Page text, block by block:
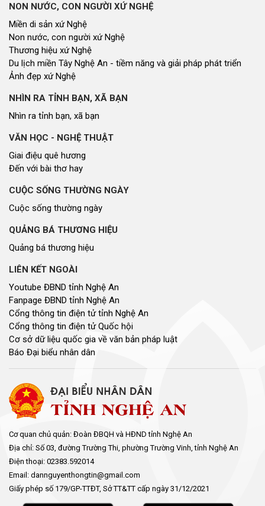
NON NƯỚC, CON NGƯỜI XỨ NGHỆ
Miền di sản xứ Nghệ
Non nước, con người xứ Nghệ
Thương hiệu xứ Nghệ
Du lịch miền Tây Nghệ An - tiềm năng và giải pháp phát triển
Ảnh đẹp xứ Nghệ
NHÌN RA TỈNH BẠN, XÃ BẠN
Nhìn ra tỉnh bạn, xã bạn
VĂN HỌC - NGHỆ THUẬT
Giai điệu quê hương
Đến với bài thơ hay
CUỘC SỐNG THƯỜNG NGÀY
Cuộc sống thường ngày
QUẢNG BÁ THƯƠNG HIỆU
Quảng bá thương hiệu
LIÊN KẾT NGOÀI
Youtube ĐBND tỉnh Nghệ An
Fanpage ĐBND tỉnh Nghệ An
Cổng thông tin điện tử tỉnh Nghệ An
Cổng thông tin điện tử Quốc hội
Cơ sở dữ liệu quốc gia về văn bản pháp luật
Báo Đại biểu nhân dân
Cơ quan chủ quản: Đoàn ĐBQH và HĐND tỉnh Nghệ An
Địa chỉ: Số 03, đường Trường Thi, phường Trường Vinh, tỉnh Nghệ An
Điện thoại: 02383.592014
Email: dannguyenthongtin@gmail.com
Giấy phép số 179/GP-TTĐT, Sở TT&TT cấp ngày 31/12/2021